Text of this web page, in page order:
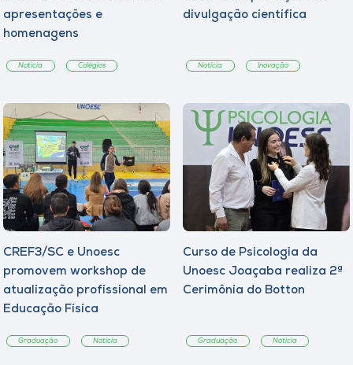
apresentações e
homenagens
Notícia Colégios
divulgação científica
Notícia Inovação
CREF3/SC e Unoesc
promovem workshop de
atualização profissional em
Educação Física
Graduação Notícia
Curso de Psicologia da
Unoesc Joaçaba realiza 2ª
Cerimônia do Botton
Graduação Notícia